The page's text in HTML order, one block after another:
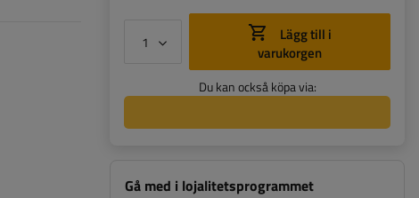
varukorgen
Du kan också köpa via:
Gå med i lojalitetsprogrammet